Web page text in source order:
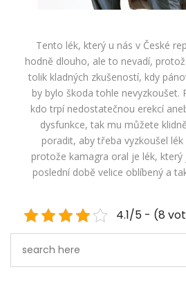
Tento lék, který u nás v České
hodně dlouho, ale to nevadí,
tolik kladných zkušeností, kdy
by bylo škoda tohle nevyzkoušet.
kdo trpí nedostatečnou erekcí
dysfunkce, tak mu můžete
poradit, aby třeba vyzkoušel
protože kamagra oral je lék, který
poslední době velice oblíbený a
4.1/5 - (8